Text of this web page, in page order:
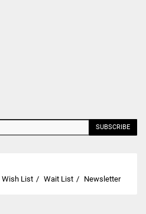
SUBSCRIBE
Wish List Wait List Newsletter